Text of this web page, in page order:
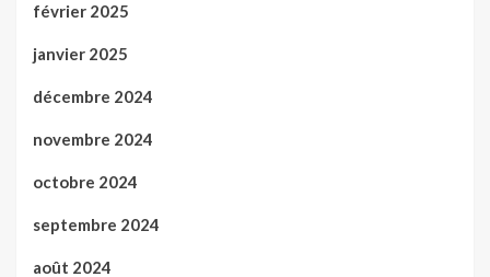
février 2025
janvier 2025
décembre 2024
novembre 2024
octobre 2024
septembre 2024
août 2024